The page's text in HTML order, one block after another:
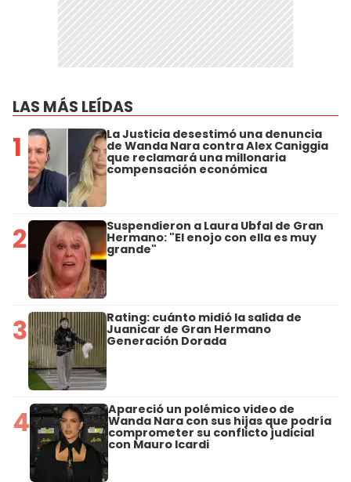
LAS MÁS LEÍDAS
1 La Justicia desestimó una denuncia
de Wanda Nara contra Alex Caniggia
que reclamará una millonaria
compensación económica
2 Suspendieron a Laura Ubfal de Gran
Hermano: "El enojo con ella es muy
grande"
3 Rating: cuánto midió la salida de
Juanicar de Gran Hermano
Generación Dorada
4 Apareció un polémico video de
Wanda Nara con sus hijas que podría
comprometer su conflicto judicial
con Mauro Icardi